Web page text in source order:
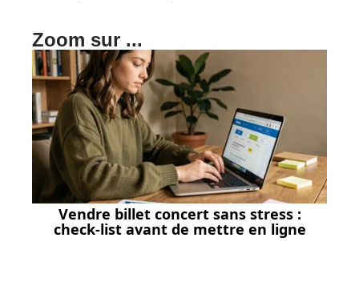
Zoom sur ...
Vendre billet concert sans stress :
check-list avant de mettre en ligne